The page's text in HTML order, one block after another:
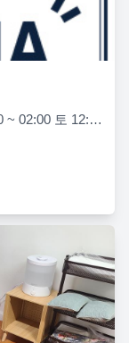
수 13:00 ~ 02:00 목 13:00 ~ 02:00 금 13:00 ~ 02:00 토 12:00 ~ 02:00 일 12:00 ~ 02:00 월 13:00 ~ 02:00 화 13:00 ~ 02:00